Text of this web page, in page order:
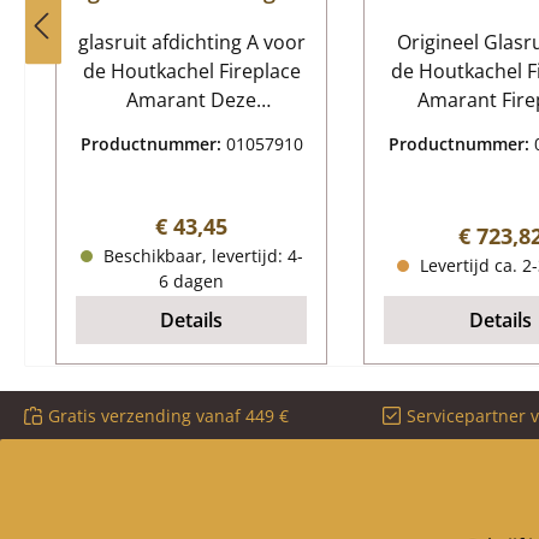
glasruit afdichting A voor
de Houtkachel Fireplace
Amarant Deze
de voorruit Fireplace
afdichting Kerngegevens:
glasafdichting, glaslint
Platte pakking
Afmetingen (B/H) 8 mm x
3 mm Lengte 3,00 m
zelfklevend
Productnummer: 01057910
Normale prijs:
€ 43,45
Beschikbaar, levertijd: 4-
6 dagen
Details
Origineel
de Houtkachel
Amarant Fireplace
Productnummer:
€
Levertijd ca.
Details
Gratis verzending vanaf 449 € Servicepartner